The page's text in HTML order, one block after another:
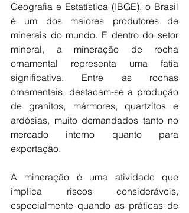
Geografia e Estatística (IBGE), o Brasil
é um dos maiores produtores de
minerais do mundo. E dentro do setor
mineral, a mineração de rocha
ornamental representa uma fatia
significativa. Entre as rochas
ornamentais, destacam-se a produção
de granitos, mármores, quartzitos e
ardósias, muito demandados tanto no
mercado interno quanto para
exportação.
A mineração é uma atividade que
implica riscos consideráveis,
especialmente quando as práticas de